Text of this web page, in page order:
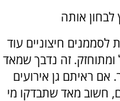
לבחון אותה
לסממנים חיצוניים עוד
ומתוחזק. זה נדבך שמאד
אם ראיתם גן אירועים
חשוב מאד שתבדקו מי